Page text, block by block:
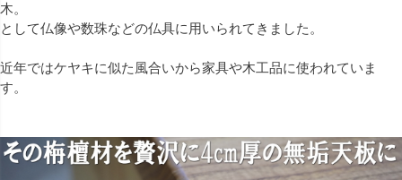
木。
として仏像や数珠などの仏具に用いられてきました。
近年ではケヤキに似た風合いから家具や木工品に使われていま
す。